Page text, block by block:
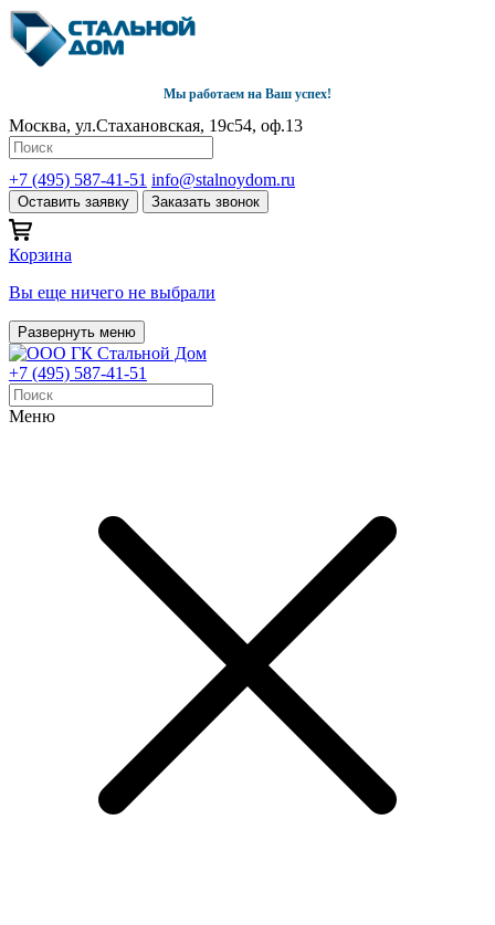
Мы работаем на Ваш успех!
Москва, ул.Стахановская, 19с54, оф.13
+7 (495) 587-41-51 info@stalnoydom.ru
Оставить заявку Заказать звонок
Корзина
Вы еще ничего не выбрали
Развернуть меню
+7 (495) 587-41-51
Меню